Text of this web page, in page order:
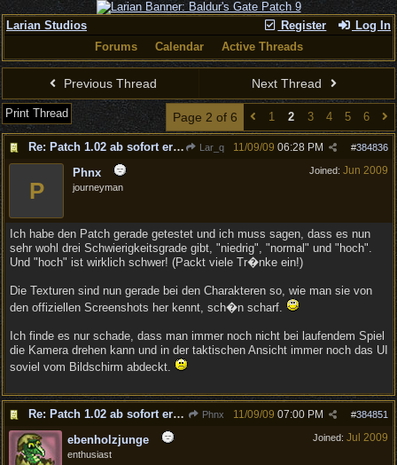
Register Log In
Larian Studios
Forums
Calendar Active Threads
Previous Thread Next Thread
Print Thread Page 2 of 6 1 2 3 4 5 6
Re: Patch 1.02 ab sofort erh�ltlich! Lar_q #384836
11/09/09 06:28 PM
Joined: Jun 2009
P
Phnx
journeyman
Ich habe den Patch gerade getestet und ich muss sagen, dass es nun
sehr wohl drei Schwierigkeitsgrade gibt, "niedrig", "normal" und "hoch".
Und "hoch" ist wirklich schwer! (Packt viele Tr�nke ein!)
Die Texturen sind nun gerade bei den Charakteren so, wie man sie von
den offiziellen Screenshots her kennt, sch�n scharf.
Ich finde es nur schade, dass man immer noch nicht bei laufendem Spiel
die Kamera drehen kann und in der taktischen Ansicht immer noch das UI
soviel vom Bildschirm abdeckt.
Re: Patch 1.02 ab sofort erh�ltlich! Phnx #384851
11/09/09 07:00 PM
Joined: Jul 2009
ebenholzjunge
enthusiast